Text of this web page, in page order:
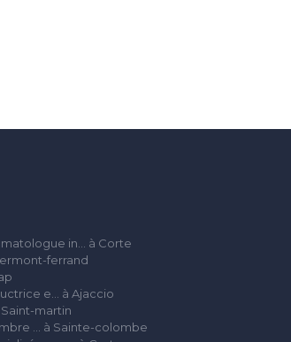
in... à Corte
ferrand
e... à Ajaccio
martin
... à Sainte-colombe